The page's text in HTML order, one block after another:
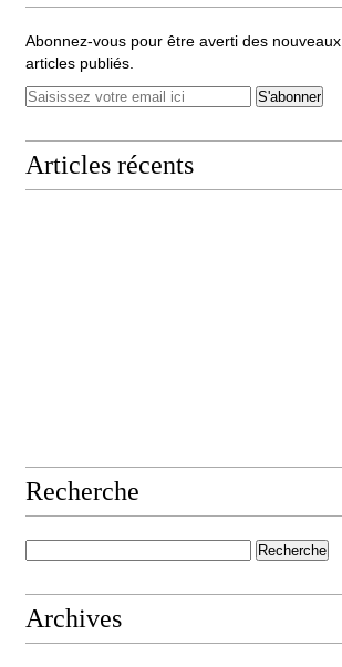
Abonnez-vous pour être averti des nouveaux
articles publiés.
Articles récents
Recherche
Archives